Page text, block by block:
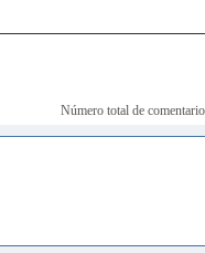
Número total de